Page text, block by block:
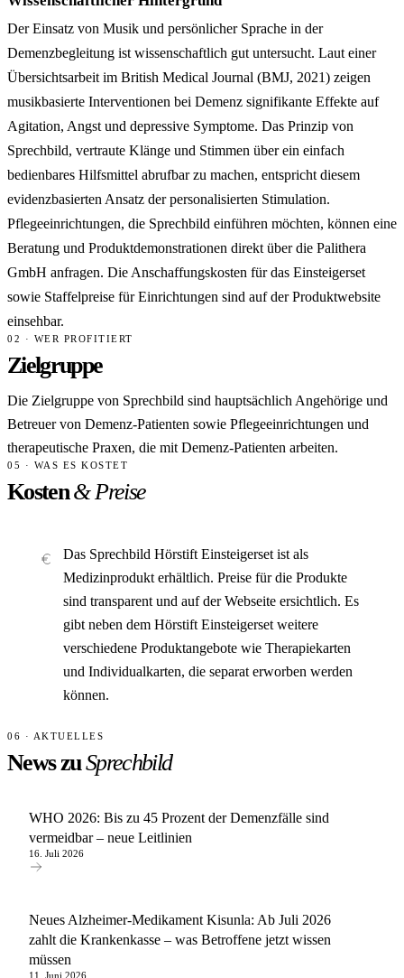
Der Einsatz von Musik und persönlicher Sprache in der
Demenzbegleitung ist wissenschaftlich gut untersucht. Laut einer
Übersichtsarbeit im British Medical Journal (BMJ, 2021) zeigen
musikbasierte Interventionen bei Demenz signifikante Effekte auf
Agitation, Angst und depressive Symptome. Das Prinzip von
Sprechbild, vertraute Klänge und Stimmen über ein einfach
bedienbares Hilfsmittel abrufbar zu machen, entspricht diesem
evidenzbasierten Ansatz der personalisierten Stimulation.
Pflegeeinrichtungen, die Sprechbild einführen möchten, können eine
Beratung und Produktdemonstrationen direkt über die Palithera
GmbH anfragen. Die Anschaffungskosten für das Einsteigerset
sowie Staffelpreise für Einrichtungen sind auf der Produktwebsite
einsehbar.
02 · WER PROFITIERT
Zielgruppe
Die Zielgruppe von Sprechbild sind hauptsächlich Angehörige und
Betreuer von Demenz-Patienten sowie Pflegeeinrichtungen und
therapeutische Praxen, die mit Demenz-Patienten arbeiten.
05 · WAS ES KOSTET
Kosten& Preise
Das Sprechbild Hörstift Einsteigerset ist als
Medizinprodukt erhältlich. Preise für die Produkte
sind transparent und auf der Webseite ersichtlich. Es
gibt neben dem Hörstift Einsteigerset weitere
verschiedene Produktangebote wie Therapiekarten
und Individualkarten, die separat erworben werden
können.
06 · AKTUELLES
News zuSprechbild
WHO 2026: Bis zu 45 Prozent der Demenzfälle sind
vermeidbar – neue Leitlinien
16. Juli 2026
Neues Alzheimer-Medikament Kisunla: Ab Juli 2026
zahlt die Krankenkasse – was Betroffene jetzt wissen
müssen
11. Juni 2026